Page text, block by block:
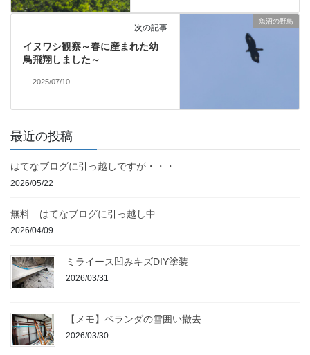
魚沼の野鳥
次の記事
イヌワシ観察～春に産まれた幼
鳥飛翔しました～
2025/07/10
最近の投稿
はてなブログに引っ越しですが・・・
2026/05/22
無料 はてなブログに引っ越し中
2026/04/09
ミライース凹みキズDIY塗装
2026/03/31
【メモ】ベランダの雪囲い撤去
2026/03/30